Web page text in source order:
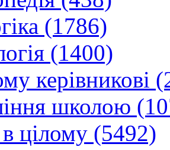
(1786)
(1400)
керівникові
школою
в цілому (5492)